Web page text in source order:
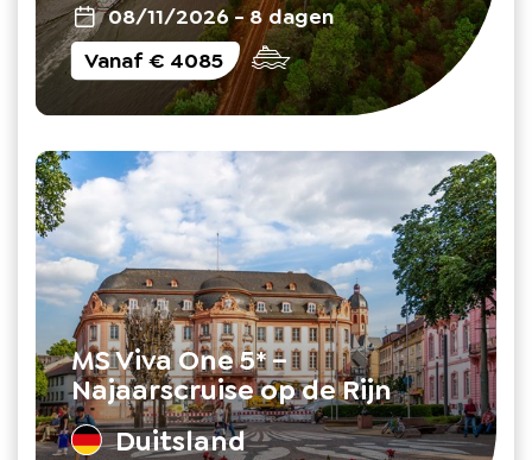
08/11/2026-8 dagen
Vanaf€ 4085
MS Viva One 5* –
Najaarscruise op de Rijn
Duitsland